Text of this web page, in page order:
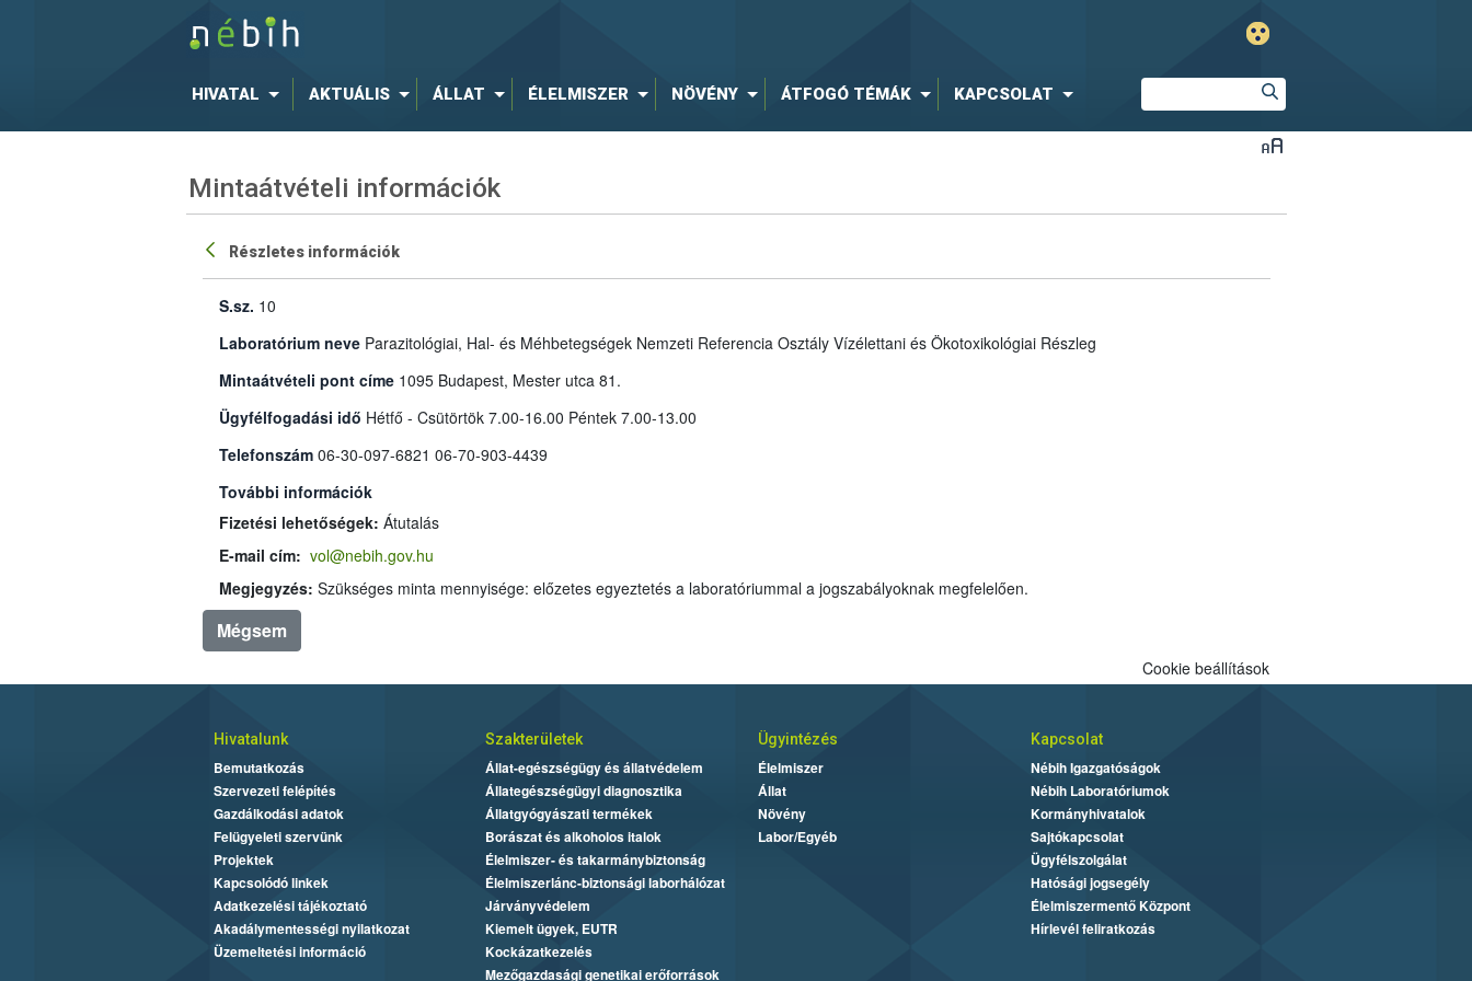
HIVATAL AKTUÁLIS ÁLLAT ÉLELMISZER NÖVÉNY ÁTFOGÓ TÉMÁK KAPCSOLAT
Mintaátvételi információk
Részletes információk
S.sz. 10
Laboratórium neve Parazitológiai, Hal- és Méhbetegségek Nemzeti Referencia Osztály Vízélettani és Ökotoxikológiai Részleg
Mintaátvételi pont címe 1095 Budapest, Mester utca 81.
Ügyfélfogadási idő Hétfő - Csütörtök 7.00-16.00 Péntek 7.00-13.00
Telefonszám
06-30-097-6821 06-70-903-4439
További információk
Fizetési lehetőségek: Átutalás
E-mail cím: vol@nebih.gov.hu
Megjegyzés:
Szükséges minta mennyisége: előzetes egyeztetés a laboratóriummal a jogszabályoknak megfelelően.
Mégsem
Cookie beállítások
Hivatalunk
Bemutatkozás
Szervezeti felépítés
Gazdálkodási adatok
Felügyeleti szervünk
Projektek
Kapcsolódó linkek
Adatkezelési tájékoztató
Akadálymentességi nyilatkozat
Üzemeltetési információ
Szakterületek
Állat-egészségügy és állatvédelem
Állategészségügyi diagnosztika
Állatgyógyászati termékek
Borászat és alkoholos italok
Élelmiszer- és takarmánybiztonság
Élelmiszerlánc-biztonsági laborhálózat
Járványvédelem
Kiemelt ügyek, EUTR
Kockázatkezelés
Mezőgazdasági genetikai erőforrások
Ügyintézés
Élelmiszer
Állat
Növény
Labor/Egyéb
Kapcsolat
Nébih Igazgatóságok
Nébih Laboratóriumok
Kormányhivatalok
Sajtókapcsolat
Ügyfélszolgálat
Hatósági jogsegély
Élelmiszermentő Központ
Hírlevél feliratkozás